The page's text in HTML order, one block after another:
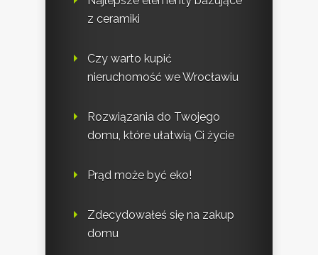
z ceramiki
Czy warto kupić
nieruchomość we Wrocławiu
Rozwiązania do Twojego
domu, które ułatwią Ci życie
Prąd może być eko!
Zdecydowałeś się na zakup
domu